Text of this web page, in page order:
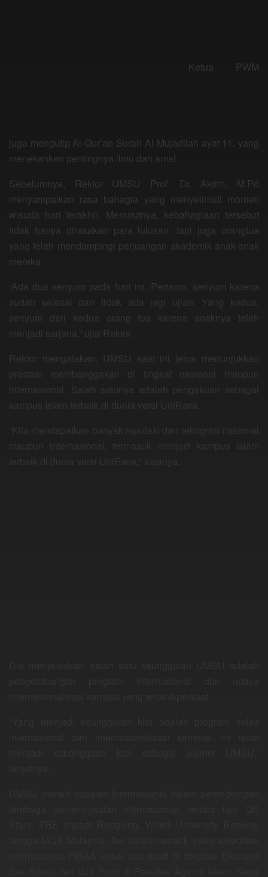
Ketua PWM
juga mengutip Al-Qur’an Surah Al-Mujadilah ayat 11, yang
menekankan pentingnya ilmu dan amal.
Sebelumnya, Rektor UMSU Prof. Dr. Akrim, M.Pd
menyampaikan rasa bahagia yang menyelimuti momen
wisuda hari terakhir. Menurutnya, kebahagiaan tersebut
tidak hanya dirasakan para lulusan, tapi juga orangtua
yang telah mendampingi perjuangan akademik anak-anak
mereka.
“Ada dua senyum pada hari ini. Pertama, senyum karena
sudah selesai dan tidak ada lagi ujian. Yang kedua,
senyum dari kedua orang tua karena anaknya telah
menjadi sarjana,” ujar Rektor.
Rektor mengatakan, UMSU saat ini terus menunjukkan
prestasi membanggakan di tingkat nasional maupun
internasional. Salah satunya adalah pengakuan sebagai
kampus Islam terbaik di dunia versi UniRank.